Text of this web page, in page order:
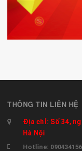
THÔNG TIN LIÊN HỆ
Địa chỉ: Số 34,
Hà Nội
Hotline: